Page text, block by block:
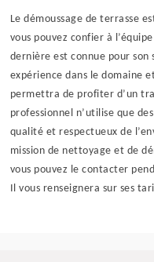
Le démoussage de terrasse
vous pouvez confier à
dernière est connue pour son
expérience dans le domaine
permettra de profiter d’un
professionnel n’utilise que
qualité et respectueux de
mission de nettoyage et de
vous pouvez le contacter
Il vous renseignera sur ses